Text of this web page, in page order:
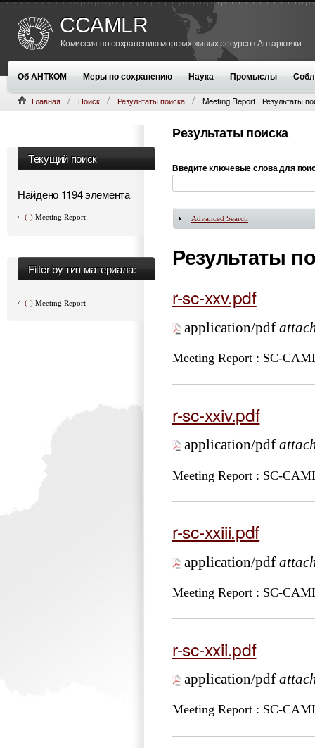
CCAMLR
Комиссия по сохранению морских живых ресурсов Антарктики
Об АНТКОМ Меры по сохранению Наука Промыслы
Главная Поиск Результаты поиска Meeting Report Результаты
Текущий поиск
Найдено 1194 элемента
(-) Meeting Report
Filter by тип материала:
(-) Meeting Report
Результаты поиска
Введите ключевые слова для
Показать
Advanced Search
Результаты
r-sc-xxv.pdf
application/pdf
Meeting Report : SC-
r-sc-xxiv.pdf
application/pdf
Meeting Report : SC-
r-sc-xxiii.pdf
application/pdf
Meeting Report : SC-
r-sc-xxii.pdf
application/pdf
Meeting Report : SC-